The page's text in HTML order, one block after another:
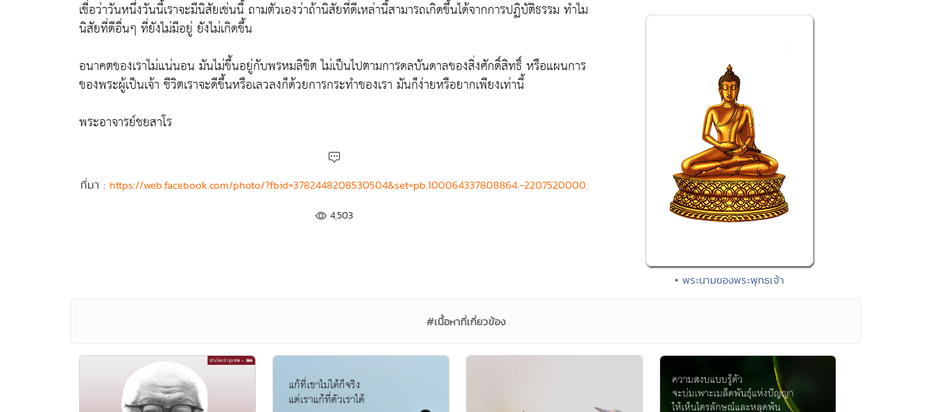
เชื่อว่าวันหนึ่งวันนี้เราจะมีนิสัยเช่นนี้ ถามตัวเองว่าถ้านิสัยที่ดีเหล่านี้สามารถเกิดขึ้นได้จากการปฏิบัติธรรม ทำไม
นิสัยที่ดีอื่นๆ ที่ยังไม่มีอยู่ ยังไม่เกิดขึ้น
อนาคตของเราไม่แน่นอน มันไม่ขึ้นอยู่กับพรหมลิขิต ไม่เป็นไปตามการดลบันดาลของสิ่งศักดิ์สิทธิ์ หรือแผนการ
ของพระผู้เป็นเจ้า ชีวิตเราจะดีขึ้นหรือเลวลงก็ด้วยการกระทำของเรา มันก็ง่ายหรือยากเพียงเท่านี้
พระอาจารย์ชยสาโร
ที่มา : https://web.facebook.com/photo/?fbid=3782448208530504&set=pb.100064337808864.-2207520000.
4,503
• พระนามของพระพุทธเจ้า
#เนื้อหาที่เกี่ยวข้อง